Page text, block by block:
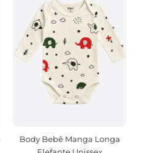
Body Bebê Manga Longa